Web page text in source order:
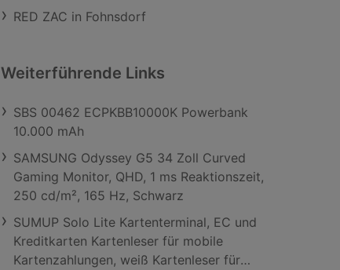
RED ZAC in Fohnsdorf
Weiterführende Links
SBS 00462 ECPKBB10000K Powerbank
10.000 mAh
SAMSUNG Odyssey G5 34 Zoll Curved
Gaming Monitor, QHD, 1 ms Reaktionszeit,
250 cd/m², 165 Hz, Schwarz
SUMUP Solo Lite Kartenterminal, EC und
Kreditkarten Kartenleser für mobile
Kartenzahlungen, weiß Kartenleser für